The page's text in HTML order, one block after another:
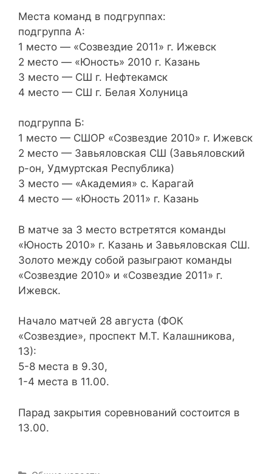
Места команд в подгруппах:
подгруппа А:
1 место — «Созвездие 2011» г. Ижевск
2 место — «Юность» 2010 г. Казань
3 место — СШ г. Нефтекамск
4 место — СШ г. Белая Холуница
подгруппа Б:
1 место — СШОР «Созвездие 2010» г. Ижевск
2 место — Завьяловская СШ (Завьяловский
р-он, Удмуртская Республика)
3 место — «Академия» с. Карагай
4 место — «Юность 2011» г. Казань
В матче за 3 место встретятся команды
«Юность 2010» г. Казань и Завьяловская СШ.
Золото между собой разыграют команды
«Созвездие 2010» и «Созвездие 2011» г.
Ижевск.
Начало матчей 28 августа (ФОК
«Созвездие», проспект М.Т. Калашникова,
13):
5-8 места в 9.30,
1-4 места в 11.00.
Парад закрытия соревнований состоится в
13.00.